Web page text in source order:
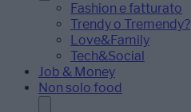
Fashion e fatturato
Trendy o Tremendy?
Love&Family
Tech&Social
Job & Money
Non solo food